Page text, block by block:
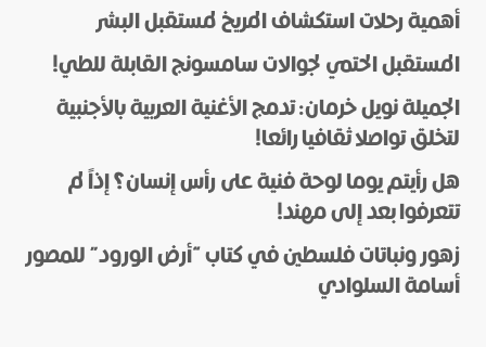
Name
*
E-mail
*
أهمية رحلات استكشاف المريخ لمستقبل البشر
المستقبل الحتمي لجوالات سامسونج القابلة للطي!
الجميلة نويل خرمان: تدمج الأغنية العربية بالأجنبية
لتخلق تواصلا ثقافيا رائعا!
هل رأيتم يوما لوحة فنية على رأس إنسان؟ إذاً لم
تتعرفوا بعد إلى مهند!
زهور ونباتات فلسطين في كتاب “أرض الورود” للمصور
أسامة السلوادي